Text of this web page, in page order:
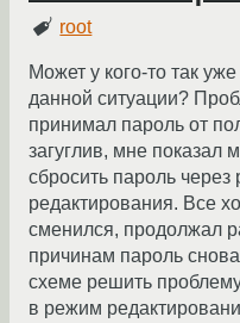
root
Может у кого-то так
данной ситуации?
принимал пароль от
загуглив, мне показал
сбросить пароль через
редактирования. Все
сменился, продолжал
причинам пароль
схеме решить
в режим